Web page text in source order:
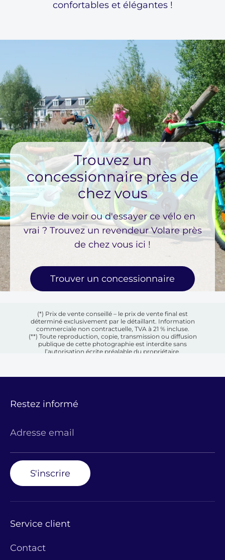
confortables et élégantes !
Trouvez un
concessionnaire près de
chez vous
Envie de voir ou d'essayer ce vélo en
vrai ? Trouvez un revendeur Volare près
de chez vous ici !
Trouver un concessionnaire
(*) Prix de vente conseillé – le prix de vente final est
déterminé exclusivement par le détaillant. Information
commerciale non contractuelle, TVA à 21 % incluse.
(**) Toute reproduction, copie, transmission ou diffusion
publique de cette photographie est interdite sans
l’autorisation écrite préalable du propriétaire.
Restez informé
Adresse email
S'inscrire
Service client
Contact